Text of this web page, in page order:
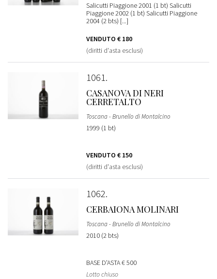
Salicutti Piaggione 2001 (1 bt) Salicutti
Piaggione 2002 (1 bt) Salicutti Piaggione
2004 (2 bts) [...]
VENDUTO € 180
(diritti d'asta esclusi)
1061
CASANOVA DI NERI
CERRETALTO
Toscana - Brunello di Montalcino
1999 (1 bt)
VENDUTO € 150
(diritti d'asta esclusi)
1062
CERBAIONA MOLINARI
Toscana - Brunello di Montalcino
2010 (2 bts)
BASE D'ASTA€ 500
Lotto chiuso